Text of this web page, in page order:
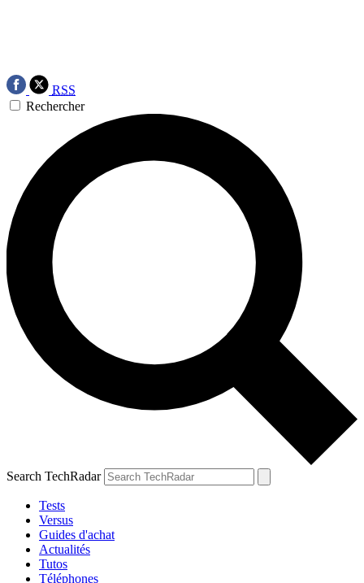
RSS
Rechercher
Search TechRadar
Tests
Versus
Guides d'achat
Actualités
Tutos
Téléphones